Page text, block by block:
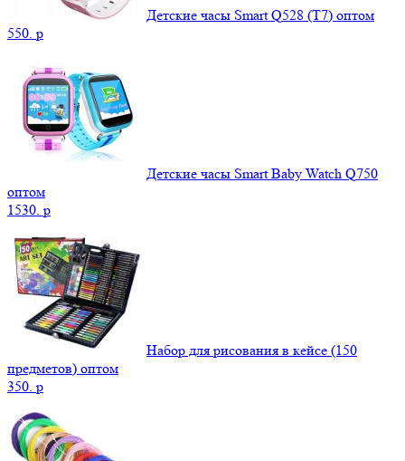
Детские часы Smart Q528 (Т7) оптом
550. p
Детские часы Smart Baby Watch Q750
оптом
1530. p
Набор для рисования в кейсе (150
предметов) оптом
350. p